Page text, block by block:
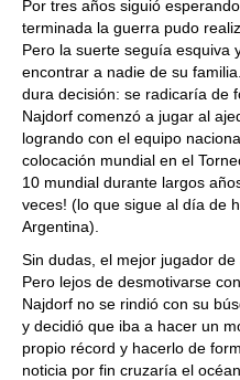
Por tres años siguió
terminada la guerra pudo
Pero la suerte seguía esquiva
encontrar a nadie de su
dura decisión: se radicaría de
Najdorf comenzó a jugar al
logrando con el equipo
colocación mundial en el
10 mundial durante largos
veces! (lo que sigue al día de
Argentina).
Sin dudas, el mejor jugador
Pero lejos de desmotivarse
Najdorf no se rindió con su
y decidió que iba a hacer un
propio récord y hacerlo de
noticia por fin cruzaría el